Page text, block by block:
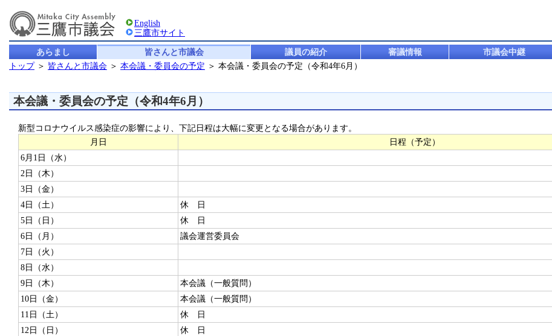
English
三鷹市サイト
あらまし 皆さんと市議会 議員の紹介 審議情報 市議会中継
トップ＞ 皆さんと市議会 ＞ 本会議・委員会の予定 ＞ 本会議・委員会の予定（令和4年6月）
本会議・委員会の予定（令和4年6月）
新型コロナウイルス感染症の影響により、下記日程は大幅に変更となる場合があります。
月日
日程（予定）
6月1日（水）
2日（木）
3日（金）
4日（土）
休 日
5日（日）
休 日
6日（月）
議会運営委員会
7日（火）
8日（水）
9日（木）
本会議（一般質問）
10日（金）
本会議（一般質問）
11日（土）
休 日
12日（日）
休 日